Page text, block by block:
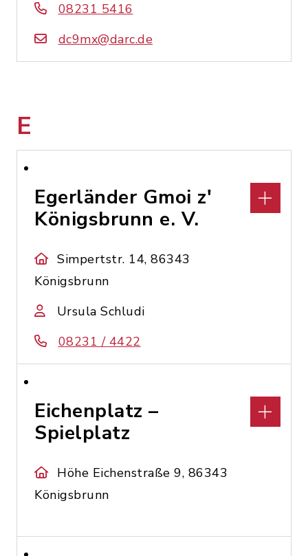
08231 5416
dc9mx@darc.de
E
Egerländer Gmoi z'
Königsbrunn e. V.
Simpertstr. 14, 86343
Königsbrunn
Ursula Schludi
08231 / 4422
Eichenplatz –
Spielplatz
Höhe Eichenstraße 9, 86343
Königsbrunn